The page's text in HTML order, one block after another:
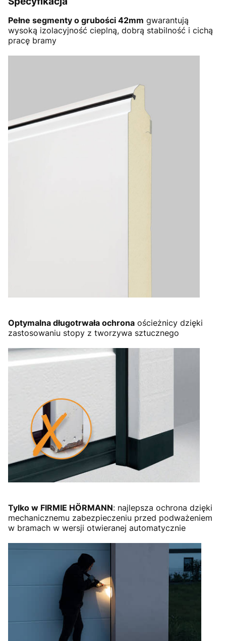
Pełne segmenty o grubości 42mm gwarantują
wysoką izolacyjność cieplną, dobrą stabilność i cichą
pracę bramy
Optymalna długotrwała ochrona ościeżnicy dzięki
zastosowaniu stopy z tworzywa sztucznego
Tylko w FIRMIE HÖRMANN: najlepsza ochrona dzięki
mechanicznemu zabezpieczeniu przed podważeniem
w bramach w wersji otwieranej automatycznie